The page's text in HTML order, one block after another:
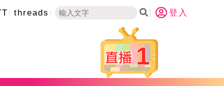
threads 登入
1